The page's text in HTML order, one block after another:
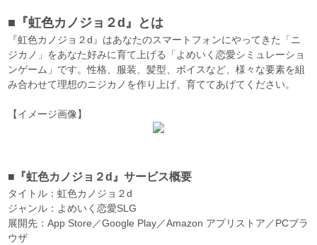
■『虹色カノジョ２d』とは
『虹色カノジョ２d』はあなたのスマートフォンにやってきた「ニ
ジカノ」をあなた好みに育て上げる「よめいく恋愛シミュレーショ
ンゲーム」です。性格、服装、髪型、ボイスなど、様々な要素を組
み合わせて理想のニジカノを作り上げ、育ててあげてください。
【イメージ画像】
■『虹色カノジョ２d』サービス概要
タイトル：虹色カノジョ２d
ジャンル：よめいく恋愛SLG
展開先：App Store／Google Play／Amazon アプリストア／PCブラ
ウザ